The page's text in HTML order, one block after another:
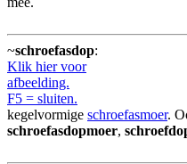
~schroefasdop:
Klik hier voor
afbeelding.
F5 = sluiten.
kegelvormige schroefasmoer.
schroefasdopmoer,